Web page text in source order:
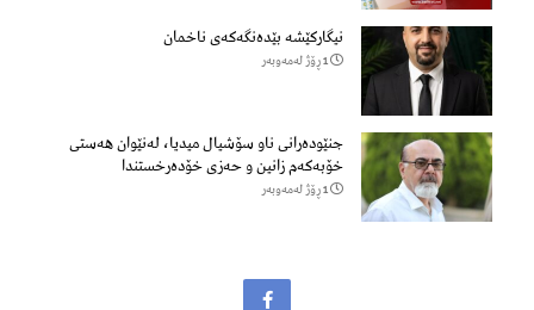
نیگارکێشە بێدەنگەکەی ناخمان
1 ڕۆژ لەمەوبەر
جنێودەرانی ناو سۆشیال میدیا، لەنێوان هەستی
خۆبەکەم زانین و حەزی خۆدەرخستندا
1 ڕۆژ لەمەوبەر